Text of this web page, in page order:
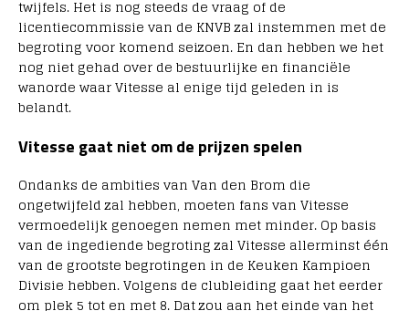
twijfels. Het is nog steeds de vraag of de
licentiecommissie van de KNVB zal instemmen met de
begroting voor komend seizoen. En dan hebben we het
nog niet gehad over de bestuurlijke en financiële
wanorde waar Vitesse al enige tijd geleden in is
belandt.
Vitesse gaat niet om de prijzen spelen
Ondanks de ambities van Van den Brom die
ongetwijfeld zal hebben, moeten fans van Vitesse
vermoedelijk genoegen nemen met minder. Op basis
van de ingediende begroting zal Vitesse allerminst één
van de grootste begrotingen in de Keuken Kampioen
Divisie hebben. Volgens de clubleiding gaat het eerder
om plek 5 tot en met 8. Dat zou aan het einde van het